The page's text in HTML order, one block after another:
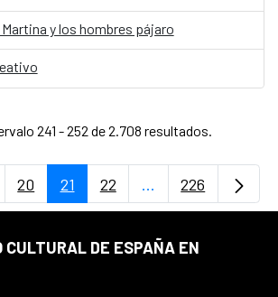
y los hombres pájaro
241 - 252 de 2.708 resultados.
intermedias Use TAB para
Página
20 Página
21 Página
22 ...PáginasPágina
226
CULTURAL DE ESPAÑA EN